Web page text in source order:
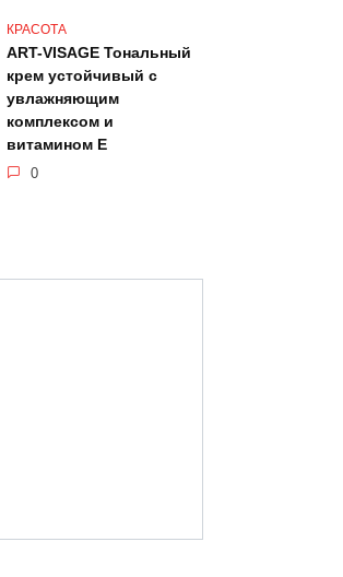
КРАСОТА
ART-VISAGE Тональный
крем устойчивый с
увлажняющим
комплексом и
витамином Е
0